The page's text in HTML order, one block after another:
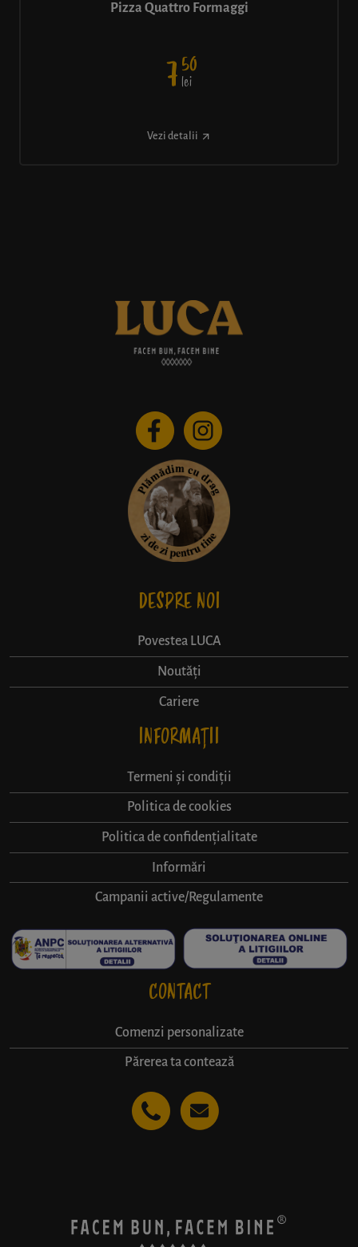
Pizza Quattro Formaggi
750
lei
Vezi detalii
DESPRE NOI
Povestea LUCA
Noutăți
Cariere
INFORMAȚII
Termeni și condiții
Politica de cookies
Politica de confidențialitate
Informări
Campanii active/Regulamente
CONTACT
Comenzi personalizate
Părerea ta contează